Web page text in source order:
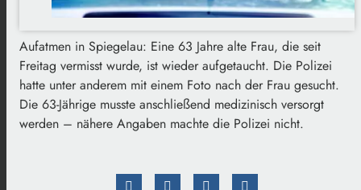
Aufatmen in Spiegelau: Eine 63 Jahre alte Frau, die seit
Freitag vermisst wurde, ist wieder aufgetaucht. Die Polizei
hatte unter anderem mit einem Foto nach der Frau gesucht.
Die 63-Jährige musste anschließend medizinisch versorgt
werden – nähere Angaben machte die Polizei nicht.